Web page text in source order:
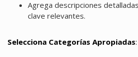
Agrega descripciones
clave relevantes.
Selecciona Categorías Apropiadas: